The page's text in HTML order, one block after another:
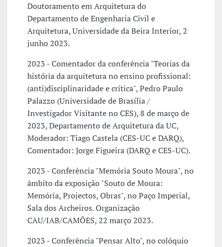
Doutoramento em Arquitetura do
Departamento de Engenharia Civil e
Arquitetura, Universidade da Beira Interior, 2
junho 2023.
2023 - Comentador da conferência "Teorias da
história da arquitetura no ensino profissional:
(anti)disciplinaridade e crítica", Pedro Paulo
Palazzo (Universidade de Brasília /
Investigador Visitante no CES), 8 de março de
2023, Departamento de Arquitetura da UC,
Moderador: Tiago Castela (CES-UC e DARQ),
Comentador: Jorge Figueira (DARQ e CES-UC).
2023 - Conferência "Memória Souto Moura", no
âmbito da exposição "Souto de Moura:
Memória, Projectos, Obras", no Paço Imperial,
Sala dos Archeiros. Organização
CAU/IAB/CAMÕES, 22 março 2023.
2023 - Conferência "Pensar Alto", no colóquio